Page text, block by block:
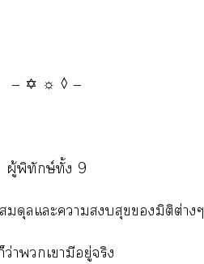
— ✡ ☼ ◊ —
ผู้พิทักษ์ทั้ง 9
ดุลแะาสุขมิติต่างๆ
าเามีอยู่จริง